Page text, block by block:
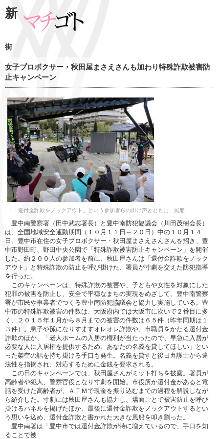
新
街
女子プロボクサー・秋田屋まさえさんも加わり特殊詐欺被害防
止キャンペーン
：「還付金詐欺をノックアウト」という参加者らの掛け声とともに、風船
豊中南警察署（田中武志署長）と豊中南防犯協議会（川田茂樹会長）
は、全国地域安全運動期間（１０月１１日～２０日）中の１０月１４
日、豊中市在住の女子プロボクサー・秋田屋まさえさんさんを招き、豊
中市野田町、野田中央公園で「特殊詐欺被害防止キャンペーン」を開催
した。約２００人の参加者を前に、秋田屋さんは「還付金詐欺をノック
アウト」と特殊詐欺の防止を呼び掛けた、署員が寸劇を交えた防犯指導
を行った。
このキャンペーンは、特殊詐欺の被害や、子どもや女性を対象にした
犯罪の被害を防止し、安全で平穏なまちの実現をめざして、豊中南警察
署が市民や事業者でつくる豊中南防犯協議会と協力し実施している。豊
中市の特殊詐欺被害の件数は、大阪府内では大阪市に次いで２番目に多
く、２０１５年１月から８月までの被害の件数は６５件（昨年同期は１
３件）。息子や孫になりすますオレオレ詐欺や、市職員をかたる還付金
詐欺のほか、「老人ホームの入居の権利が当たったので、早急に入居が
必要な人に入居権を提供するため、あなたの名義を貸してほしい」とい
った架空の話を持ち掛ける手口も発生。名義を貸すと後日弁護士から違
法性を指摘され、対応するために金銭を要求される。
この日のキャンペーンでは、秋田屋さんがミット打ちを披露。署員が
高齢者や犯人、警察官役となり寸劇を開始。市役所か還付金があると電
話を受けた高齢者が、ＡＴＭで現金を振り込むまでの過程を解説しなが
ら紹介した。寸劇には秋田屋さんも協力し、場面ごとで被害防止を呼び
掛けるパネルを掲げたほか、最後に還付金詐欺をノックアウトするとい
う思いを込め、還付金詐欺と書かれた大きな風船を叩き割った。
豊中南署は「豊中市では還付金詐欺が特に増えているので、手口を知
ることで被